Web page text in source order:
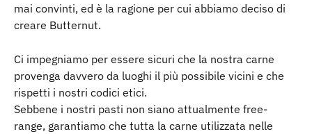
mai convinti, ed è la ragione per cui abbiamo deciso di
creare Butternut.
Ci impegniamo per essere sicuri che la nostra carne
provenga davvero da luoghi il più possibile vicini e che
rispetti i nostri codici etici.
Sebbene i nostri pasti non siano attualmente free-
range, garantiamo che tutta la carne utilizzata nelle